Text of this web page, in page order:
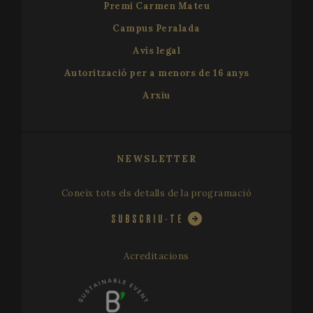
Premi Carmen Mateu
Campus Peralada
Avís legal
Autorització per a menors de 16 anys
Arxiu
NEWSLETTER
Coneix tots els detalls de la programació
SUBSCRIU-TE
Acreditacions
VISITOR_PRIVACY_METADATA